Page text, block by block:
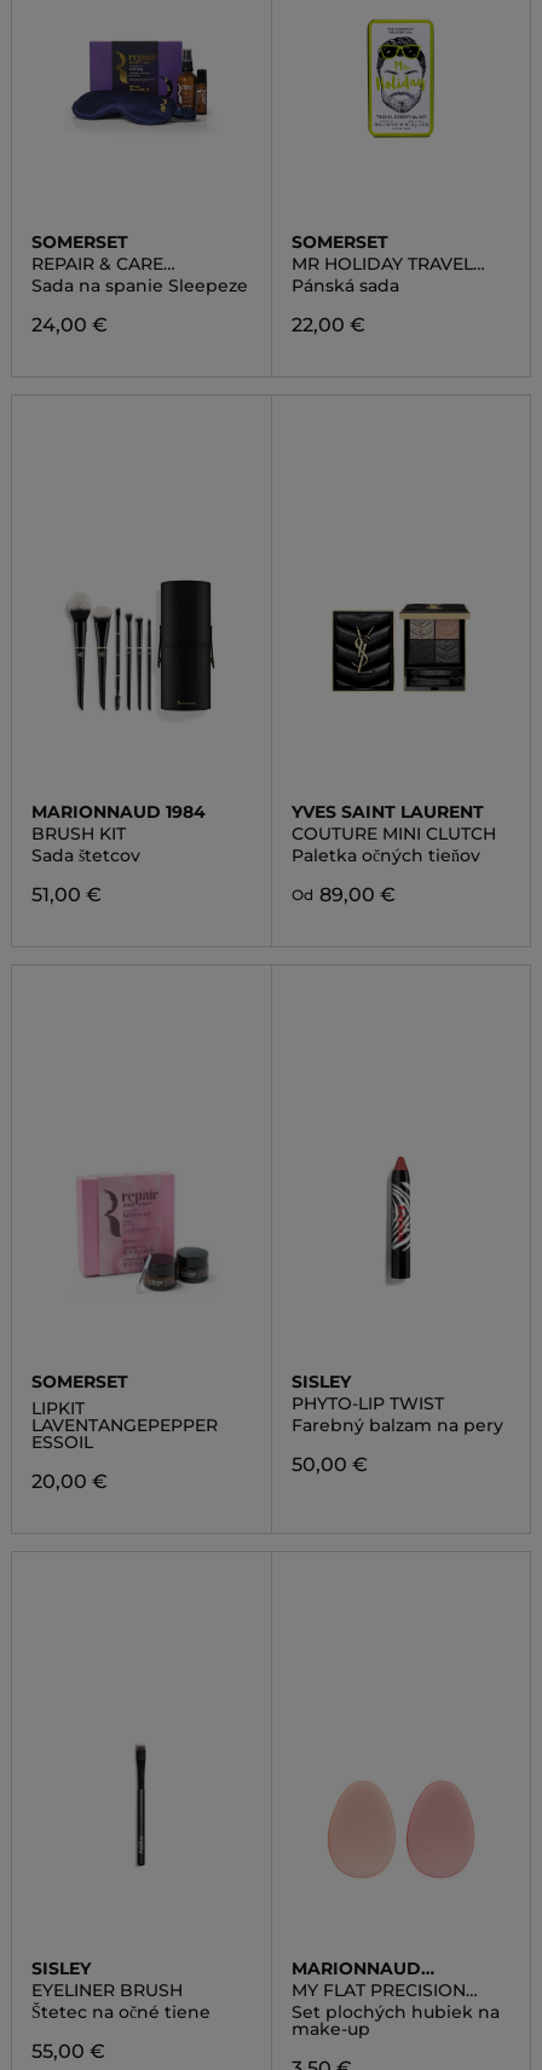
SOMERSET
REPAIR & CARE
SLEEPEZE SET
Sada na spanie Sleepeze
24,00 €
SOMERSET
MR HOLIDAY TRAVEL
ESSENTIALS KIT
Pánská sada
22,00 €
MARIONNAUD 1984
BRUSH KIT
Sada štetcov
51,00 €
YVES SAINT LAURENT
COUTURE MINI CLUTCH
Paletka očných tieňov
Od 89,00 €
SOMERSET
LIPKIT
LAVENTANGEPEPPER
ESSOIL
20,00 €
SISLEY
PHYTO-LIP TWIST
Farebný balzam na pery
50,00 €
SISLEY
EYELINER BRUSH
Štetec na očné tiene
55,00 €
MARIONNAUD
ACCESSORIES
MY FLAT PRECISION
SPONGE
Set plochých hubiek na
make-up